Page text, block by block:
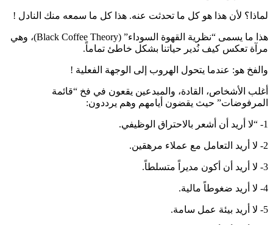
لماذا؟ لأن هذا هو كل ما تحدثت عنه. هذا كل ما سمعه منك النادل !
هذا ما يسمى “نظرية القهوة السوداء” (Black Coffee Theory)، وهي
مرآة تعكس كيف نُدير حياتنا بشكل خاطئ تماماً.
والفخ هو: عندما يتحول الهروب إلى الوجهة الفعلية !
أغلب الأشخاص، القادة، والمبدعين يقعون في فخ “قائمة
المرفوضات” حيث يقضون أيامهم وهم يرددون:
1- “لا أريد أن أشعر بالاحتراق الوظيفي.
2- لا أريد التعامل مع عملاء مرهقين.
3- لا أريد أن أكون مديراً متسلطاً.
4- لا أريد ضغوطاً مالية.
5- لا أريد بيئة عمل سامة.